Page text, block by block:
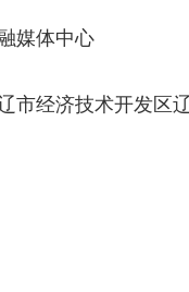
媒体中心
市经济技术开发区